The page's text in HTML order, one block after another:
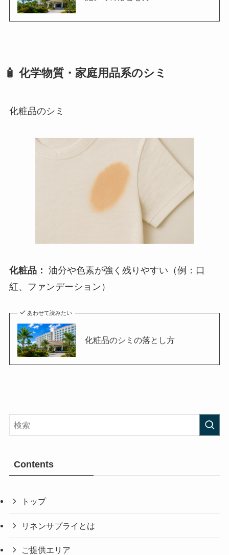
🧴 化学物質・家庭用品系のシミ
化粧品のシミ
化粧品： 油分や色素が強く残りやすい（例：口
紅、ファンデーション）
あわせて読みたい
化粧品のシミの落とし方
Contents
トップ
リネンサプライとは
ご提供エリア